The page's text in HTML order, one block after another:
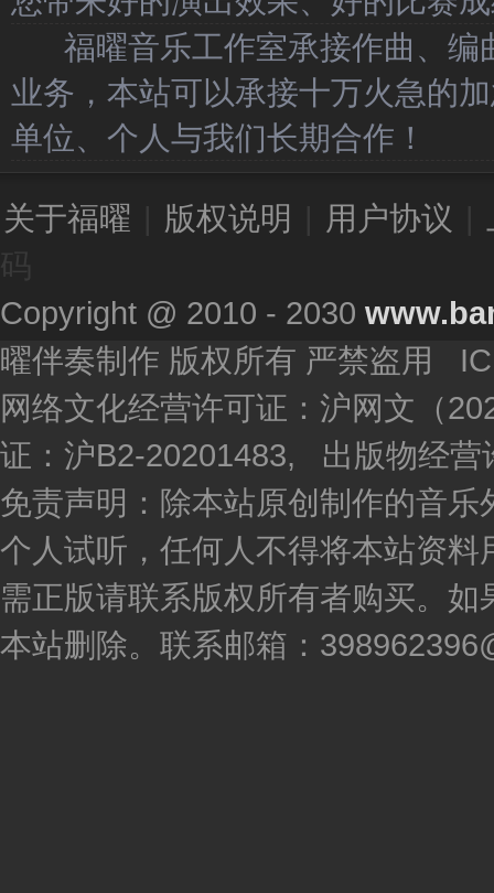
福曜音乐工作室承接作曲、编
业务，本站可以承接十万火急的
单位、个人与我们长期合作！
关于福曜 版权说明 用户协议
Copyright @ 2010 - 2030
曜伴奏制作 版权所有 严禁盗用
网络文化经营许可证：沪网文（
证：沪B2-20201483, 出版物经营
免责声明：除本站原创制作的音
个人试听，任何人不得将本站资
需正版请联系版权所有者购买。
本站删除。联系邮箱：